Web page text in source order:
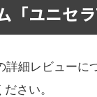
「ユニセ
詳細レビューに
さい。